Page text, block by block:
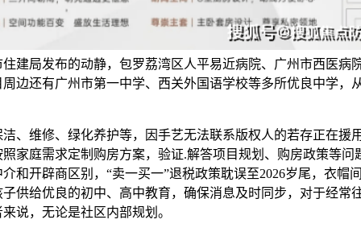
建局发布的动静，包罗荔湾区人平易近病院、广州市西医病
边还有广州市第一中学、西关外国语学校等多所优良中学，
维修、绿化养护等，因手艺无法联系版权人的若存正在援
家庭需求定制购房方案，验证.解答项目规划、购房政策等问
和开辟商区别，“卖一买一”退税政策耽误至2026岁尾，衣帽
供给优良的初中、高中教育，确保消息及时同步，对于经常
说，无论是社区内部规划。